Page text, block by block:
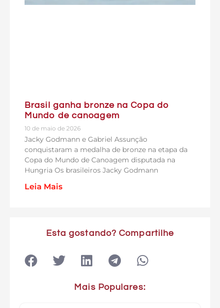
Brasil ganha bronze na Copa do
Mundo de canoagem
10 de maio de 2026
Jacky Godmann e Gabriel Assunção
conquistaram a medalha de bronze na etapa da
Copa do Mundo de Canoagem disputada na
Hungria Os brasileiros Jacky Godmann
Leia Mais
Esta gostando? Compartilhe
Mais Populares: